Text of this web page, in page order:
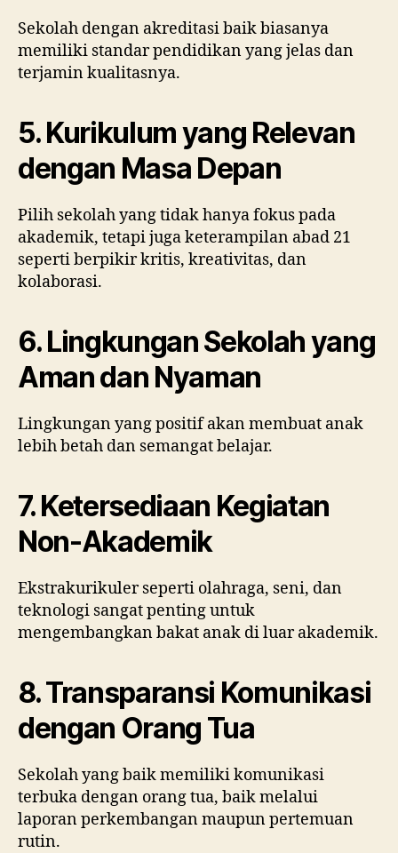
Sekolah dengan akreditasi baik biasanya
memiliki standar pendidikan yang jelas dan
terjamin kualitasnya.
5. Kurikulum yang Relevan
dengan Masa Depan
Pilih sekolah yang tidak hanya fokus pada
akademik, tetapi juga keterampilan abad 21
seperti berpikir kritis, kreativitas, dan
kolaborasi.
6. Lingkungan Sekolah yang
Aman dan Nyaman
Lingkungan yang positif akan membuat anak
lebih betah dan semangat belajar.
7. Ketersediaan Kegiatan
Non-Akademik
Ekstrakurikuler seperti olahraga, seni, dan
teknologi sangat penting untuk
mengembangkan bakat anak di luar akademik.
8. Transparansi Komunikasi
dengan Orang Tua
Sekolah yang baik memiliki komunikasi
terbuka dengan orang tua, baik melalui
laporan perkembangan maupun pertemuan
rutin.